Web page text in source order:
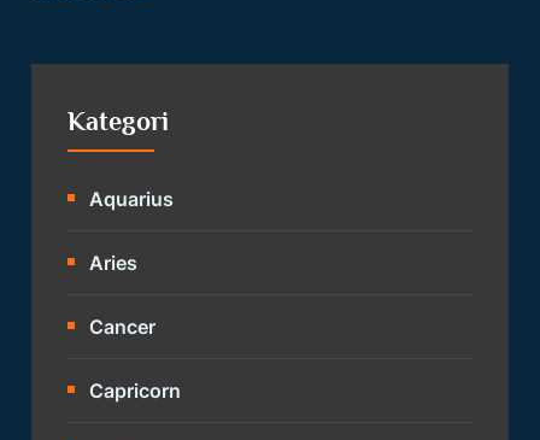
Kategori
Aquarius
Aries
Cancer
Capricorn